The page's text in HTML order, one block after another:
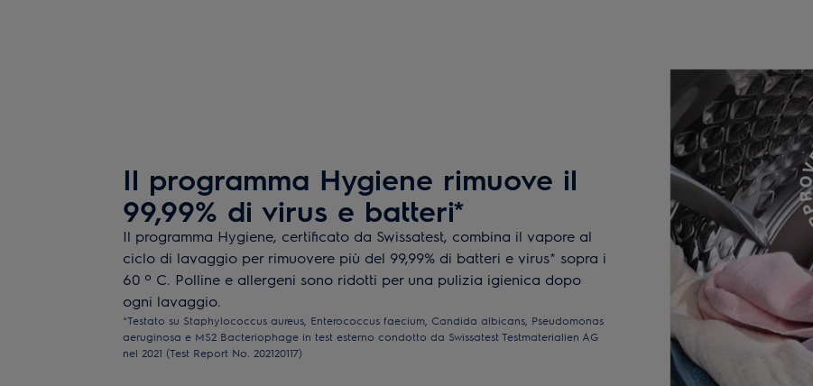
Il programma Hygiene rimuove il
99,99% di virus e batteri*
Il programma Hygiene, certificato da Swissatest, combina il vapore al
ciclo di lavaggio per rimuovere più del 99,99% di batteri e virus* sopra i
60 º C. Polline e allergeni sono ridotti per una pulizia igienica dopo
ogni lavaggio.
*Testato su Staphylococcus aureus, Enterococcus faecium, Candida albicans, Pseudomonas
aeruginosa e MS2 Bacteriophage in test esterno condotto da Swissatest Testmaterialien AG
nel 2021 (Test Report No. 202120117)